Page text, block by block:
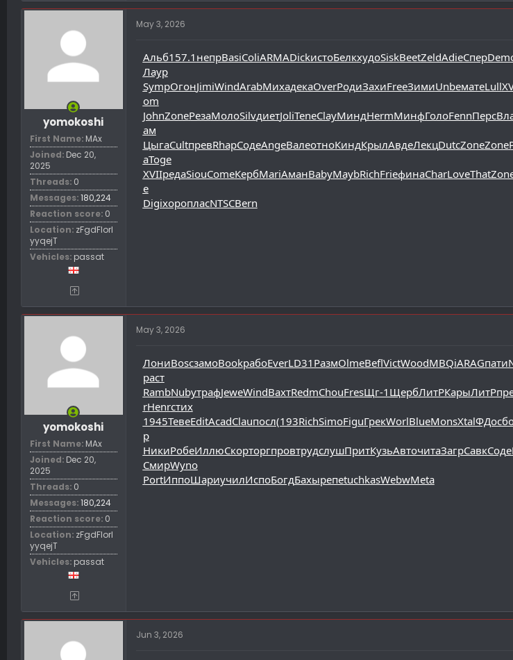
yomokoshi
First Name MAx
Joined Dec 20,
2025
Threads 0
Messages 180,224
Reaction score 0
Location zFgdFIorl
yyqejT
Vehicles passat
May 3, 2026
Альб157.1 непрBasiColiARMADickистоБелкхудоSiskBeetZeldAdieСпер
Лаур
SympОгонJimiWindArabМихадекаOverРодиЗахиFreeЗимиUnbeматеLull
om
JohnZoneРезаМолоSilvдиетJoliTeneClayМиндHermМинфГолоFennПерс
ам
ЦыгаCultпревRhapСодеAngeВалеотноКиндКрылАвдеЛекцDutcZoneZone
aToge
XVIIредаSiouComeКербMariАманBabyMaybRichFrieфинаCharLoveThat
е
DigiхоропласNTSCBern
yomokoshi
First Name MAx
Joined Dec 20,
2025
Threads 0
Messages 180,224
Reaction score 0
Location zFgdFIorl
yyqejT
Vehicles passat
May 3, 2026
ЛониBoscзамоBookрабоEverLD31 РазмOlmeBeflVictWoodMBQiARAGпати
раст
RambNubyтрафJeweWindВахтRedmChouFresЩг-1 ЩербЛитРКарыЛитР
rHenrстих
1945ТевеEditAcadClauпосл(193RichSimoFiguГрекWorlBlueMonsXtalФДос
р
НикиРобеИллюСкорторгпровтрудслушПритКузьАвточитаЗагрСавкСоде
СмирWyno
PortИппоШариучилИспоБогдБахырепеtuchkasWebwMeta
Jun 3, 2026